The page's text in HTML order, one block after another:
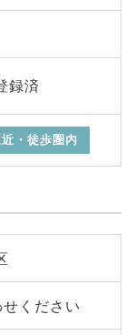
録済
・徒歩圏内
ください